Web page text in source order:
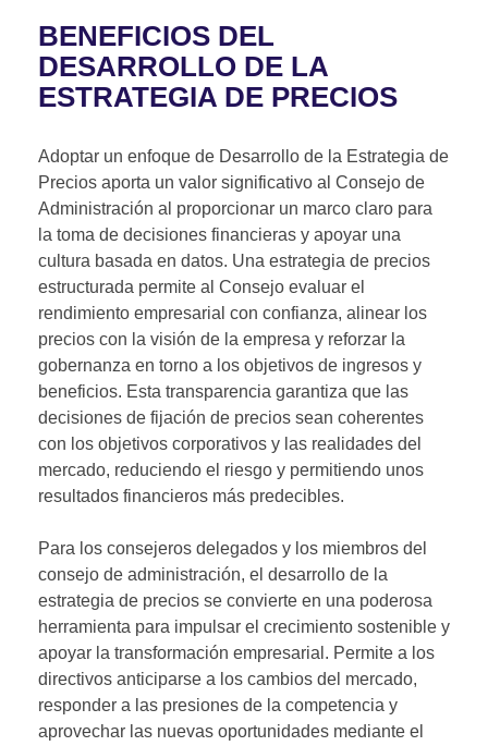
BENEFICIOS DEL
DESARROLLO DE LA
ESTRATEGIA DE PRECIOS
Adoptar un enfoque de Desarrollo de la Estrategia de
Precios aporta un valor significativo al Consejo de
Administración al proporcionar un marco claro para
la toma de decisiones financieras y apoyar una
cultura basada en datos. Una estrategia de precios
estructurada permite al Consejo evaluar el
rendimiento empresarial con confianza, alinear los
precios con la visión de la empresa y reforzar la
gobernanza en torno a los objetivos de ingresos y
beneficios. Esta transparencia garantiza que las
decisiones de fijación de precios sean coherentes
con los objetivos corporativos y las realidades del
mercado, reduciendo el riesgo y permitiendo unos
resultados financieros más predecibles.
Para los consejeros delegados y los miembros del
consejo de administración, el desarrollo de la
estrategia de precios se convierte en una poderosa
herramienta para impulsar el crecimiento sostenible y
apoyar la transformación empresarial. Permite a los
directivos anticiparse a los cambios del mercado,
responder a las presiones de la competencia y
aprovechar las nuevas oportunidades mediante el